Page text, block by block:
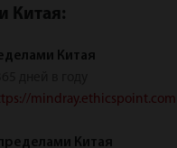
Китая:
Китая
mindray.ethicspoint.com
Китая